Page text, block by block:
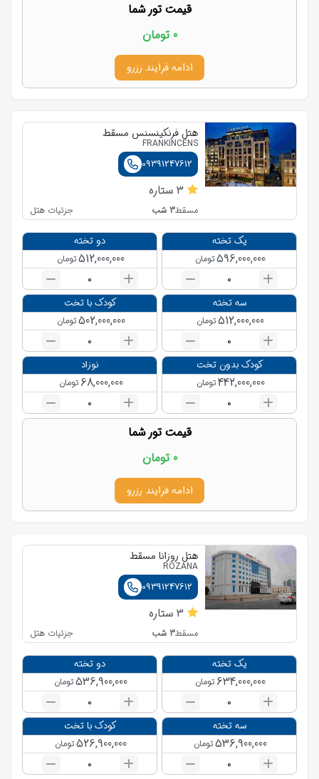
قیمت تور شما
0 تومان
ادامه فرایند رزرو
هتل فرنکینسنس مسقط
FRANKINCENS
09391247612
3 ستاره
مسقط3 شب جزئیات هتل
یک تخته
596,000,000تومان
0
دو تخته
512,000,000تومان
0
سه تخته
512,000,000تومان
0
کودک با تخت
502,000,000تومان
0
کودک بدون تخت
442,000,000تومان
0
نوزاد
68,000,000 تومان
0
قیمت تور شما
0 تومان
ادامه فرایند رزرو
هتل روزانا مسقط
ROZANA
09391247612
3 ستاره
مسقط3 شب جزئیات هتل
یک تخته
634,000,000 تومان
0
دو تخته
536,900,000تومان
0
سه تخته
536,900,000تومان
0
کودک با تخت
526,900,000تومان
0